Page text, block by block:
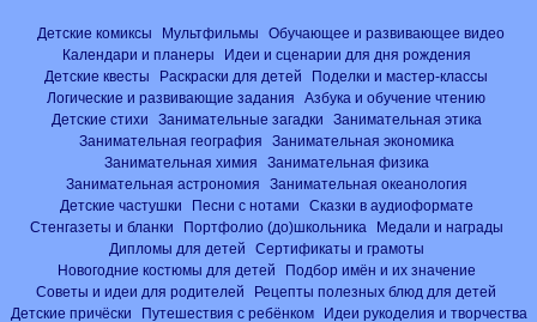
Детские комиксы Мультфильмы
Обучающее и развивающее видео
Календари и планеры
Идеи и сценарии для дня рождения
Детские квесты
Раскраски для детей
Поделки и мастер-классы
Логические и развивающие задания
Азбука и обучение чтению
Детские стихи
Занимательные загадки
Занимательная этика
Занимательная география
Занимательная экономика
Занимательная химия
Занимательная физика
Занимательная астрономия
Занимательная океанология
Детские частушки
Песни с нотами
Сказки в аудиоформате
Стенгазеты и бланки
Портфолио (до)школьника
Медали и награды
Дипломы для детей
Сертификаты и грамоты
Новогодние костюмы для детей
Подбор имён и их значение
Советы и идеи для родителей
Рецепты полезных блюд для детей
Детские причёски
Путешествия с ребёнком Идеи рукоделия и творчества